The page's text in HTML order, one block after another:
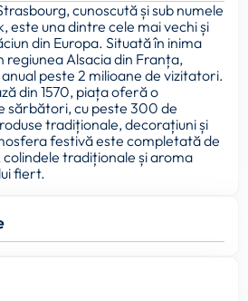
cunoscută și sub numele
este una dintre cele mai vechi și
din Europa. Situată în inima
regiunea Alsacia din Franța,
peste 2 milioane de vizitatori.
din 1570, piața oferă o
sărbători, cu peste 300 de
tradiționale, decorațiuni și
festivă este completată de
tradiționale și aroma
fiert.